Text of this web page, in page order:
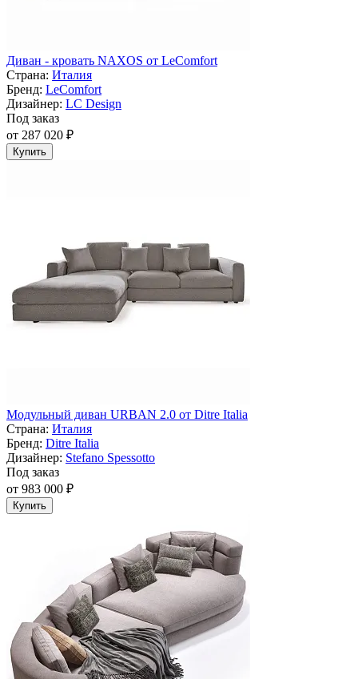
Диван - кровать NAXOS от LeComfort
Страна: Италия
Бренд: LeComfort
Дизайнер: LC Design
Под заказ
от 287 020 ₽
Купить
Модульный диван URBAN 2.0 от Ditre Italia
Страна: Италия
Бренд: Ditre Italia
Дизайнер: Stefano Spessotto
Под заказ
от 983 000 ₽
Купить